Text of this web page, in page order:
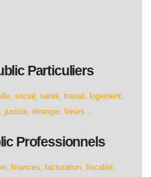
Particuliers
social, santé, travail, logement,
justice, étranger, loisirs...
Professionnels
finances, facturation, fiscalité,